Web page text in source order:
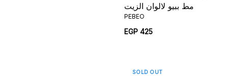
مط ببيو لالوان الزيت
PEBEO
EGP 425
SOLD OUT